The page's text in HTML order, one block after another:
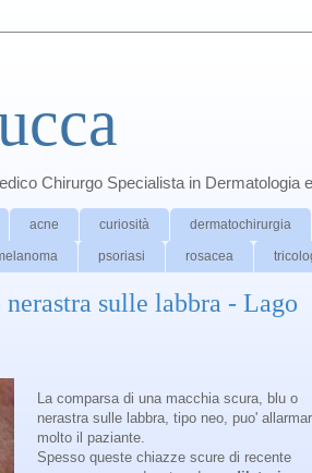
Chirurgo Specialista in Dermatologia
acne curiosità dermatochirurgia
psoriasi rosacea
sulle labbra - Lago
La comparsa di una macchia scura, blu o
nerastra sulle labbra, tipo neo, puo'
molto il paziante.
Spesso queste chiazze scure di recente